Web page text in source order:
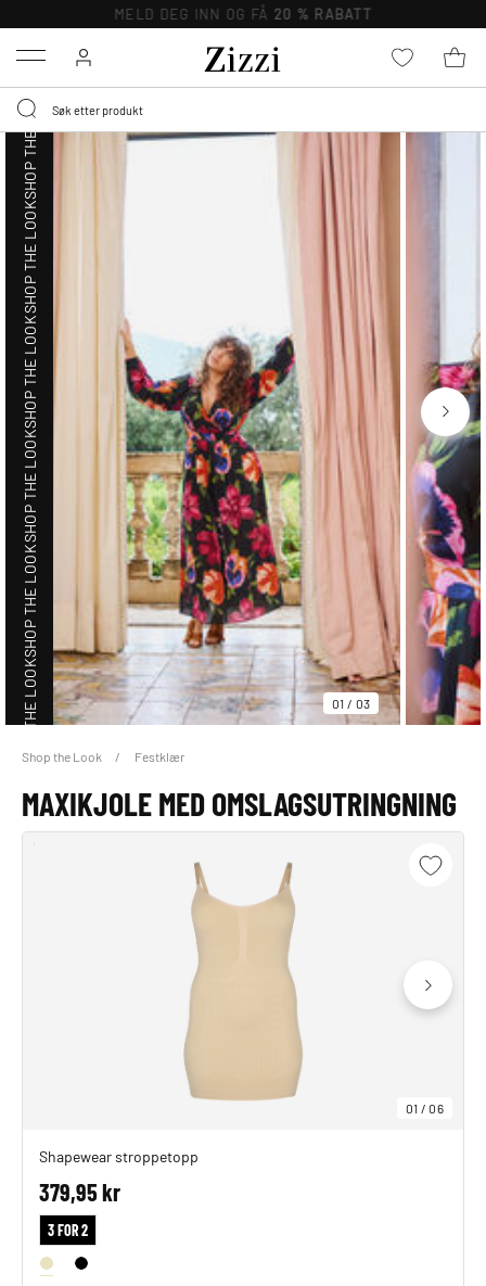
MELD DEG INN OG FÅ 20 % RABATT
Menu
01 / 03
SHOP THE LOOK
SHOP THE LOOK
SHOP THE LOOK
SHOP THE LOOK
SHOP THE LOOK
SHOP THE LOOK
SHOP THE LOOK
SHOP THE LOOK
Shop the Look Festklær
MAXIKJOLE MED OMSLAGSUTRINGNING
01 /06
Shapewear stroppetopp
379,95 kr
3 FOR 2